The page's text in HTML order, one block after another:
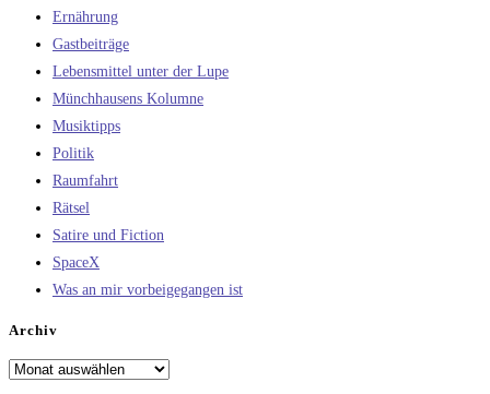
Ernährung
Gastbeiträge
Lebensmittel unter der Lupe
Münchhausens Kolumne
Musiktipps
Politik
Raumfahrt
Rätsel
Satire und Fiction
SpaceX
Was an mir vorbeigegangen ist
Archiv
Archiv